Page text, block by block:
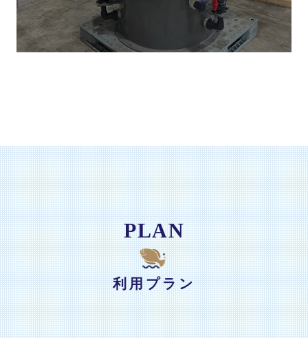
PLAN
利用プラン